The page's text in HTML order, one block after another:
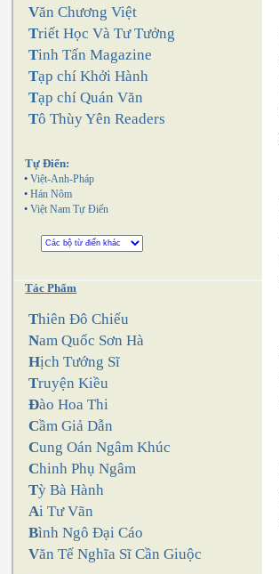
Văn Chương Việt
Triết Học Và Tư Tưởng
Tinh Tấn Magazine
Tạp chí Khởi Hành
Tạp chí Quán Văn
Tô Thùy Yên Readers
Tự Điển:
• Việt-Anh-Pháp
• Hán Nôm
• Việt Nam Tự Điển
Tác Phẩm
Thiên Đô Chiếu
Nam Quốc Sơn Hà
Hịch Tướng Sĩ
Truyện Kiều
Đào Hoa Thi
Cầm Giả Dẫn
Cung Oán Ngâm Khúc
Chinh Phụ Ngâm
Tỳ Bà Hành
Ai Tư Vãn
Bình Ngô Đại Cáo
Văn Tế Nghĩa Sĩ Cần Giuộc